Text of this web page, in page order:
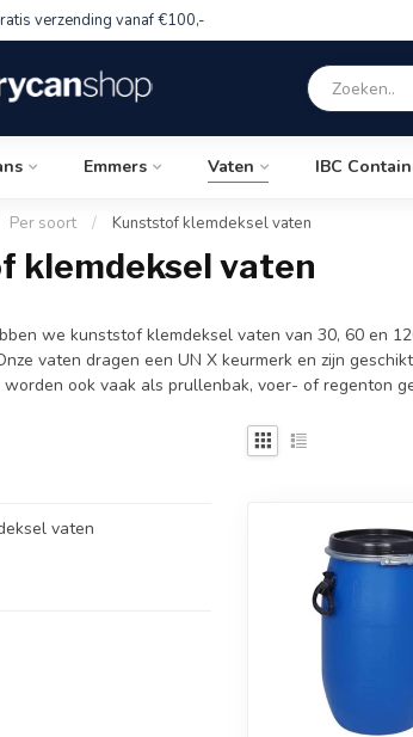
verzending vanaf €100,-
Emmers Vaten IBC
Per soort / Kunststof klemdeksel vaten
klemdeksel vaten
we kunststof klemdeksel vaten van 30, 60 en
vaten dragen een UN X keurmerk en zijn
ook vaak als prullenbak, voer- of regenton
vaten